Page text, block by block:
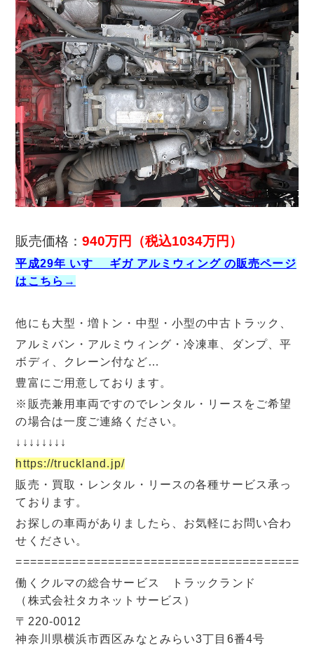
販売価格：940万円 （税込1034万円）
平成29年 いすゞ ギガ アルミウィング の販売ページ
はこちら→
他にも大型・増トン・中型・小型の中古トラック、
アルミバン・アルミウィング・冷凍車、ダンプ、平
ボディ、クレーン付など…
豊富にご用意しております。
※販売兼用車両ですのでレンタル・リースをご希望
の場合は一度ご連絡ください。
↓↓↓↓↓↓↓↓
https://truckland.jp/
販売・買取・レンタル・リースの各種サービス承っ
ております。
お探しの車両がありましたら、お気軽にお問い合わ
せください。
=========================================
働くクルマの総合サービス トラックランド
（株式会社タカネットサービス）
〒220-0012
神奈川県横浜市西区みなとみらい3丁目6番4号